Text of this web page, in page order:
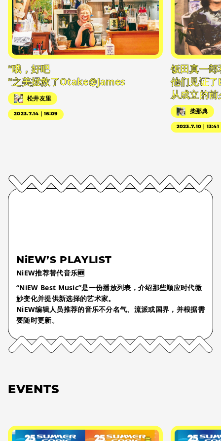
“哦，好吧
“之美拯救了Otake@James
松井友里
2023.7.14｜16:09
饭田真一
他们见证
从成立的
柴那典
2023.7.10｜13:41
NiEW’S PLAYLIST
NiEW推荐替代音乐🆕
“NiEW Best Music”是一份播放列表，介绍那些顺应时代微
妙变化并提供新选择的艺术家。
NiEW编辑人员推荐的音乐不分名气、流派或国界，并根据需
要随时更新。
EVENTS